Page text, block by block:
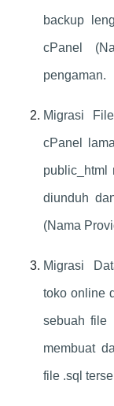
backup
cPanel
pengaman.
Migrasi
cPanel
diunduh
(Nama
Migrasi
toko online
sebuah file
membuat
file .sql